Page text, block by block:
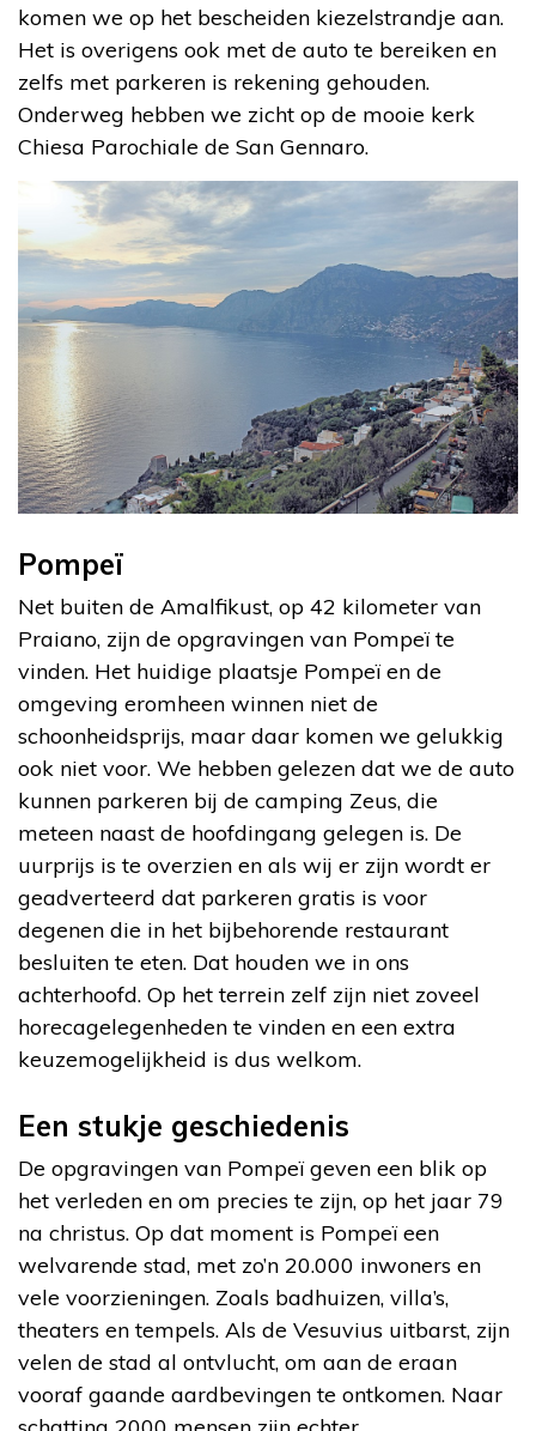
komen we op het bescheiden kiezelstrandje aan.
Het is overigens ook met de auto te bereiken en
zelfs met parkeren is rekening gehouden.
Onderweg hebben we zicht op de mooie kerk
Chiesa Parochiale de San Gennaro.
Pompeï
Net buiten de Amalfikust, op 42 kilometer van
Praiano, zijn de opgravingen van Pompeï te
vinden. Het huidige plaatsje Pompeï en de
omgeving eromheen winnen niet de
schoonheidsprijs, maar daar komen we gelukkig
ook niet voor. We hebben gelezen dat we de auto
kunnen parkeren bij de camping Zeus, die
meteen naast de hoofdingang gelegen is. De
uurprijs is te overzien en als wij er zijn wordt er
geadverteerd dat parkeren gratis is voor
degenen die in het bijbehorende restaurant
besluiten te eten. Dat houden we in ons
achterhoofd. Op het terrein zelf zijn niet zoveel
horecagelegenheden te vinden en een extra
keuzemogelijkheid is dus welkom.
Een stukje geschiedenis
De opgravingen van Pompeï geven een blik op
het verleden en om precies te zijn, op het jaar 79
na christus. Op dat moment is Pompeï een
welvarende stad, met zo’n 20.000 inwoners en
vele voorzieningen. Zoals badhuizen, villa’s,
theaters en tempels. Als de Vesuvius uitbarst, zijn
velen de stad al ontvlucht, om aan de eraan
vooraf gaande aardbevingen te ontkomen. Naar